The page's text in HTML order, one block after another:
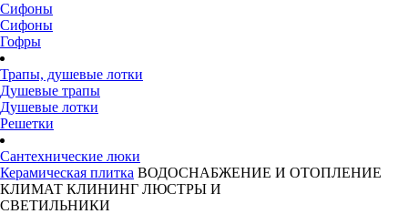
Сифоны
Сифоны
Гофры
Трапы, душевые лотки
Душевые трапы
Душевые лотки
Решетки
Сантехнические люки
Керамическая плитка ВОДОСНАБЖЕНИЕ И ОТОПЛЕНИЕ
КЛИМАТ КЛИНИНГ ЛЮСТРЫ И
СВЕТИЛЬНИКИ